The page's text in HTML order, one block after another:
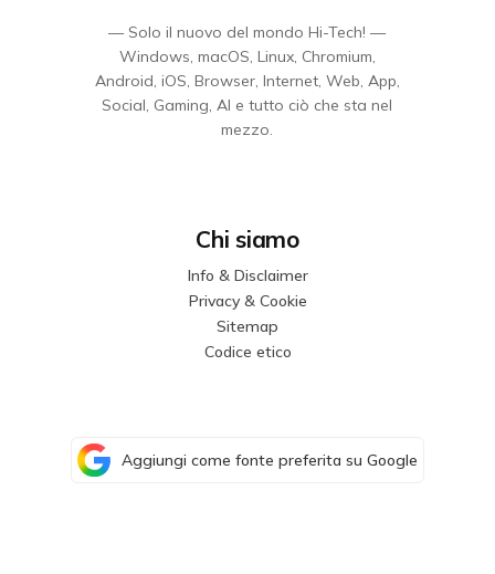
— Solo il nuovo del mondo Hi-Tech! —
Windows, macOS, Linux, Chromium,
Android, iOS, Browser, Internet, Web, App,
Social, Gaming, AI e tutto ciò che sta nel
mezzo.
Chi siamo
Info & Disclaimer
Privacy & Cookie
Sitemap
Codice etico
Aggiungi come fonte preferita su Google